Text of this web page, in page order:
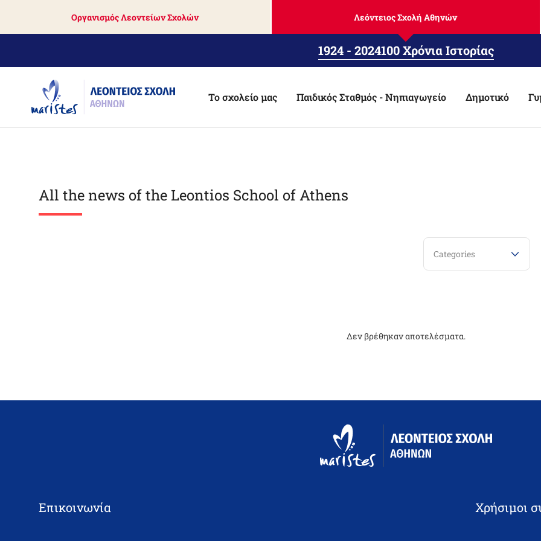
main
Οργανισμός Λεοντείων Σχολών Λεόντειος Σχολή Αθηνών
1924 - 2024100 Χρόνια Ιστορίας
Το σχολείο μας Παιδικός Σταθμός - Νηπιαγωγείο Δημοτικό
All the news of the Leontios School of Athens
Categories
Δεν βρέθηκαν αποτελέσματα.
Επικοινωνία Χρήσιμοι